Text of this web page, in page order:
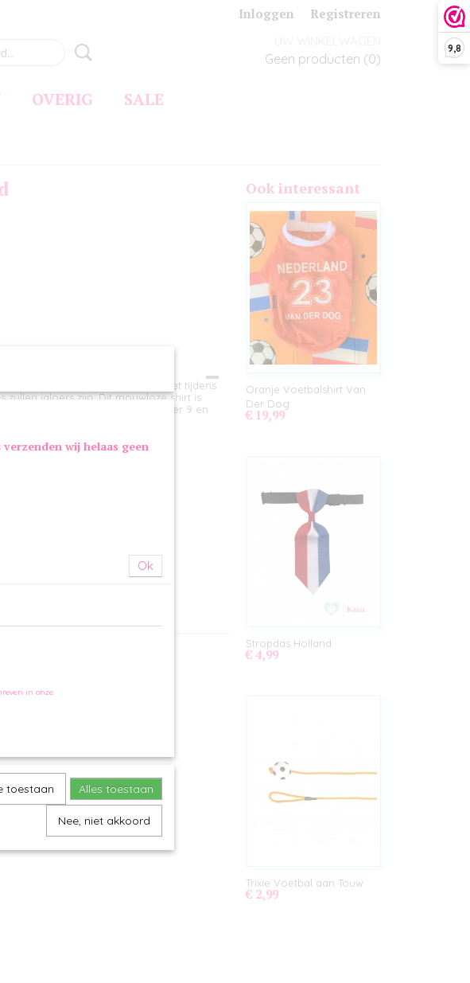
9,8
Inloggen Registreren
Geen producten (0)
OVERIG SALE
shirt voor jouw hond. Draag het tijdens
zullen jaloers zijn. Dit mouwloze shirt is
embleem met leeuw, rugnummer 9 en
supporter van Nederland!
Ook interessant
Oranje Voetbalshirt Van
Der Dog
€ 19,99
Stropdas Holland
€ 4,99
Trixie Voetbal aan Touw
€ 2,99
wij helaas geen
Ok
in onze
toestaan Alles toestaan
Nee, niet akkoord